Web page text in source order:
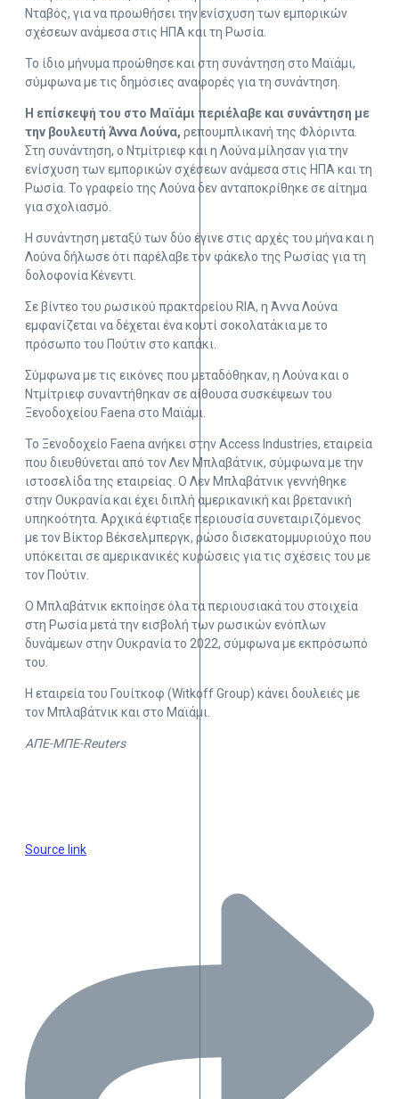
Νταβός, για να προωθήσει την ενίσχυση των εμπορικών
σχέσεων ανάμεσα στις ΗΠΑ και τη Ρωσία.
Το ίδιο μήνυμα προώθησε και στη συνάντηση στο Μαϊάμι,
σύμφωνα με τις δημόσιες αναφορές για τη συνάντηση.
Η επίσκεψή του στο Μαϊάμι περιέλαβε και συνάντηση με
την βουλευτή Άννα Λούνα, ρεπουμπλικανή της Φλόριντα.
Στη συνάντηση, ο Ντμίτριεφ και η Λούνα μίλησαν για την
ενίσχυση των εμπορικών σχέσεων ανάμεσα στις ΗΠΑ και τη
Ρωσία. Το γραφείο της Λούνα δεν ανταποκρίθηκε σε αίτημα
για σχολιασμό.
Η συνάντηση μεταξύ των δύο έγινε στις αρχές του μήνα και η
Λούνα δήλωσε ότι παρέλαβε τον φάκελο της Ρωσίας για τη
δολοφονία Κένεντι.
Σε βίντεο του ρωσικού πρακτορείου RIA, η Άννα Λούνα
εμφανίζεται να δέχεται ένα κουτί σοκολατάκια με το
πρόσωπο του Πούτιν στο καπάκι.
Σύμφωνα με τις εικόνες που μεταδόθηκαν, η Λούνα και ο
Ντμίτριεφ συναντήθηκαν σε αίθουσα συσκέψεων του
Ξενοδοχείου Faena στο Μαϊάμι.
Το Ξενοδοχείο Faena ανήκει στην Access Industries, εταιρεία
που διευθύνεται από τον Λεν Μπλαβάτνικ, σύμφωνα με την
ιστοσελίδα της εταιρείας. Ο Λεν Μπλαβάτνικ γεννήθηκε
στην Ουκρανία και έχει διπλή αμερικανική και βρετανική
υπηκοότητα. Αρχικά έφτιαξε περιουσία συνεταιριζόμενος
με τον Βίκτορ Βέκσελμπεργκ, ρώσο δισεκατομμυριούχο που
υπόκειται σε αμερικανικές κυρώσεις για τις σχέσεις του με
τον Πούτιν.
Ο Μπλαβάτνικ εκποίησε όλα τα περιουσιακά του στοιχεία
στη Ρωσία μετά την εισβολή των ρωσικών ενόπλων
δυνάμεων στην Ουκρανία το 2022, σύμφωνα με εκπρόσωπό
του.
Η εταιρεία του Γουίτκοφ (Witkoff Group) κάνει δουλειές με
τον Μπλαβάτνικ και στο Μαϊάμι.
ΑΠΕ-ΜΠΕ-Reuters
Source link